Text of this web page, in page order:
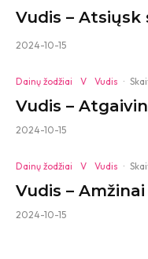
Vudis –
2024-10-15
Dainų žodžiai V Vudis ·
Vudis –
2024-10-15
Dainų žodžiai V Vudis ·
Vudis – Amžinai
2024-10-15